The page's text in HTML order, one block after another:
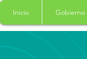
Inicio Gobierno